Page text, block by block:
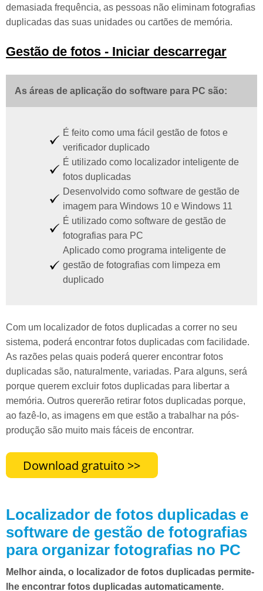
demasiada frequência, as pessoas não eliminam fotografias
duplicadas das suas unidades ou cartões de memória.
Gestão de fotos - Iniciar descarregar
As áreas de aplicação do software para PC são:
É feito como uma fácil gestão de fotos e
verificador duplicado
É utilizado como localizador inteligente de
fotos duplicadas
Desenvolvido como software de gestão de
imagem para Windows 10 e Windows 11
É utilizado como software de gestão de
fotografias para PC
Aplicado como programa inteligente de
gestão de fotografias com limpeza em
duplicado
Com um localizador de fotos duplicadas a correr no seu
sistema, poderá encontrar fotos duplicadas com facilidade.
As razões pelas quais poderá querer encontrar fotos
duplicadas são, naturalmente, variadas. Para alguns, será
porque querem excluir fotos duplicadas para libertar a
memória. Outros quererão retirar fotos duplicadas porque,
ao fazê-lo, as imagens em que estão a trabalhar na pós-
produção são muito mais fáceis de encontrar.
Localizador de fotos duplicadas e
software de gestão de fotografias
para organizar fotografias no PC
Melhor ainda, o localizador de fotos duplicadas permite-
lhe encontrar fotos duplicadas automaticamente.